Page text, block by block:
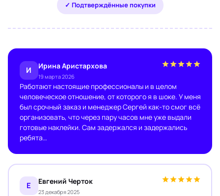
✓ Подтверждённые покупки
И Ирина Аристархова
19 марта 2026
Работают настоящие профессионалы и в целом
человеческое отношение, от которого я в шоке. У меня
был срочный заказ и менеджер Сергей как-то смог всё
организовать, что через пару часов мне уже выдали
готовые наклейки. Сам задержался и задержались
ребята…
Е Евгений Черток
23 декабря 2025